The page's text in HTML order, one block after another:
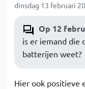
dinsdag 13 februari
Op 12
is er iemand die
batterijen weet?
Hier ook positieve